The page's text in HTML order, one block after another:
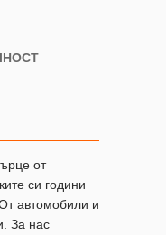
от
си години
автомобили и
За нас